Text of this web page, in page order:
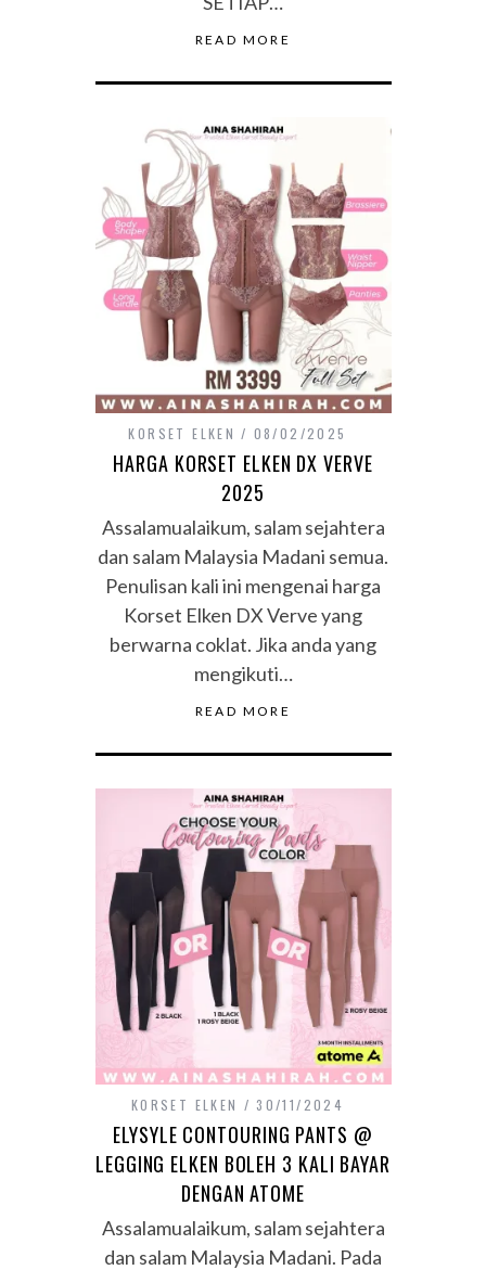
READ MORE
KORSET ELKEN 08/02/2025
HARGA KORSET ELKEN DX VERVE
2025
Assalamualaikum, salam sejahtera
dan salam Malaysia Madani semua.
Penulisan kali ini mengenai harga
Korset Elken DX Verve yang
berwarna coklat. Jika anda yang
mengikuti…
READ MORE
KORSET ELKEN 30/11/2024
ELYSYLE CONTOURING PANTS @
LEGGING ELKEN BOLEH 3 KALI BAYAR
DENGAN ATOME
Assalamualaikum, salam sejahtera
dan salam Malaysia Madani. Pada